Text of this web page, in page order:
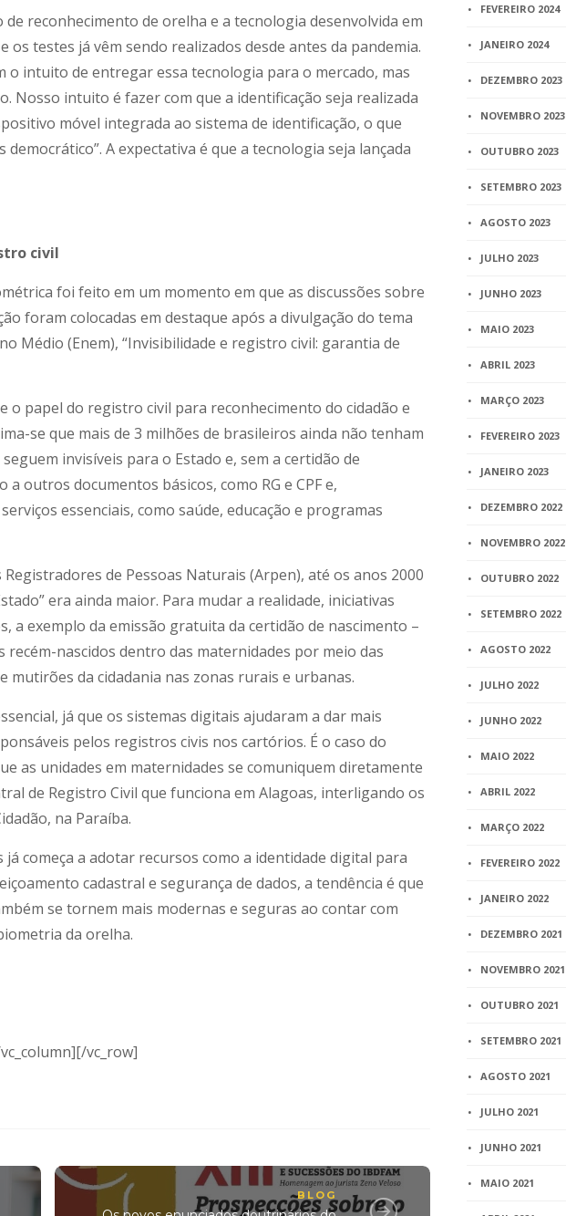
reconhecimento de orelha e a tecnologia desenvolvida em
testes já vêm sendo realizados desde antes da pandemia.
o intuito de entregar essa tecnologia para o mercado, mas
Nosso intuito é fazer com que a identificação seja realizada
móvel integrada ao sistema de identificação, o que
A expectativa é que a tecnologia seja lançada
civil
foi feito em um momento em que as discussões sobre
foram colocadas em destaque após a divulgação do tema
Médio (Enem), “Invisibilidade e registro civil: garantia de
o papel do registro civil para reconhecimento do cidadão e
se que mais de 3 milhões de brasileiros ainda não tenham
invisíveis para o Estado e, sem a certidão de
outros documentos básicos, como RG e CPF e,
essenciais, como saúde, educação e programas
de Pessoas Naturais (Arpen), até os anos 2000
era ainda maior. Para mudar a realidade, iniciativas
a exemplo da emissão gratuita da certidão de nascimento –
nascidos dentro das maternidades por meio das
mutirões da cidadania nas zonas rurais e urbanas.
já que os sistemas digitais ajudaram a dar mais
pelos registros civis nos cartórios. É o caso do
as unidades em maternidades se comuniquem diretamente
de Registro Civil que funciona em Alagoas, interligando os
na Paraíba.
começa a adotar recursos como a identidade digital para
cadastral e segurança de dados, a tendência é que
se tornem mais modernas e seguras ao contar com
da orelha.
vc_row]
BLOG
FEVEREIRO 2024
JANEIRO 2024
DEZEMBRO 2023
NOVEMBRO 2023
OUTUBRO 2023
SETEMBRO 2023
AGOSTO 2023
JULHO 2023
JUNHO 2023
MAIO 2023
ABRIL 2023
MARÇO 2023
FEVEREIRO 2023
JANEIRO 2023
DEZEMBRO 2022
NOVEMBRO 2022
OUTUBRO 2022
SETEMBRO 2022
AGOSTO 2022
JULHO 2022
JUNHO 2022
MAIO 2022
ABRIL 2022
MARÇO 2022
FEVEREIRO 2022
JANEIRO 2022
DEZEMBRO 2021
NOVEMBRO 2021
OUTUBRO 2021
SETEMBRO 2021
AGOSTO 2021
JULHO 2021
JUNHO 2021
MAIO 2021